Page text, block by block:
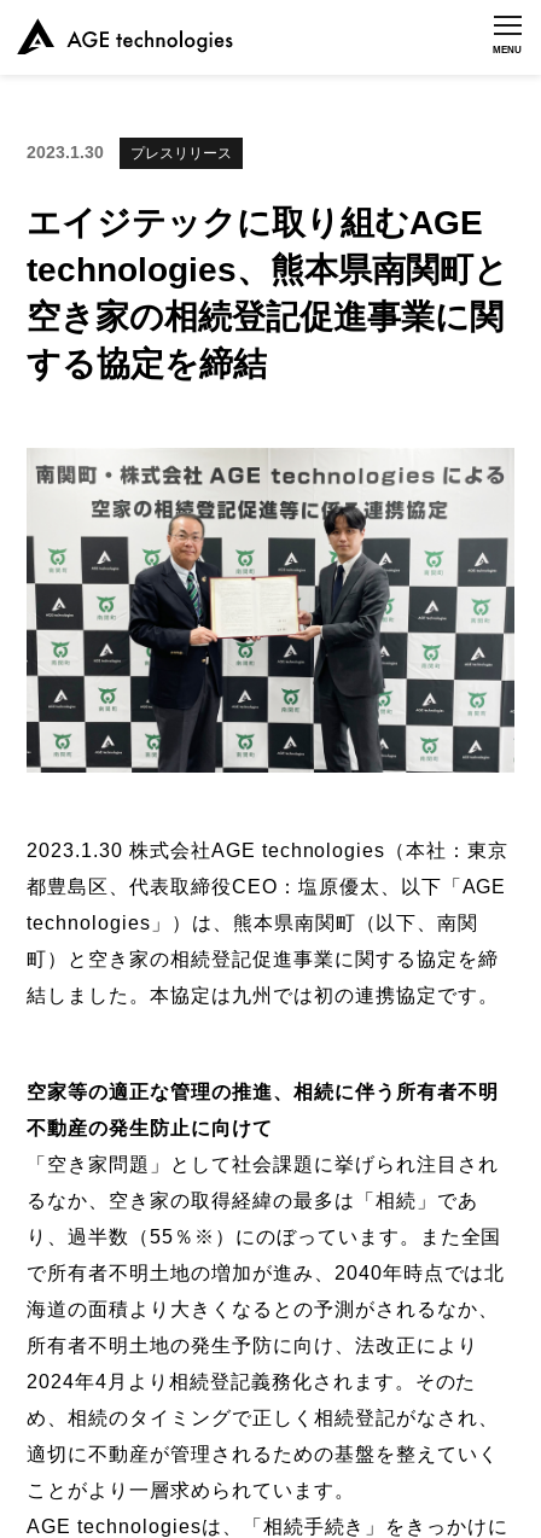
MENU
2023.1.30 プレスリリース
エイジテックに取り組むAGE
technologies、熊本県南関町と
空き家の相続登記促進事業に関
する協定を締結
2023.1.30 株式会社AGE technologies（本社：東京
都豊島区、代表取締役CEO：塩原優太、以下「AGE
technologies」）は、熊本県南関町（以下、南関
町）と空き家の相続登記促進事業に関する協定を締
結しました。本協定は九州では初の連携協定です。
空家等の適正な管理の推進、相続に伴う所有者不明
不動産の発生防止に向けて
「空き家問題」として社会課題に挙げられ注目され
るなか、空き家の取得経緯の最多は「相続」であ
り、過半数（55％※）にのぼっています。また全国
で所有者不明土地の増加が進み、2040年時点では北
海道の面積より大きくなるとの予測がされるなか、
所有者不明土地の発生予防に向け、法改正により
2024年4月より相続登記義務化されます。そのた
め、相続のタイミングで正しく相続登記がなされ、
適切に不動産が管理されるための基盤を整えていく
ことがより一層求められています。
AGE technologiesは、「相続手続き」をきっかけに